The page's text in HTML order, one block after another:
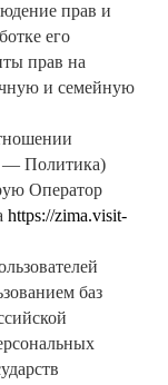
прав и
его
прав на
и семейную
— Политика)
Оператор
https://zima.visit-
баз